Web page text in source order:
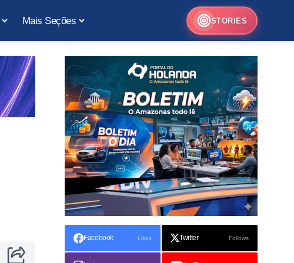
Mais Seções STORIES
Facebook Likes Twitter Follows